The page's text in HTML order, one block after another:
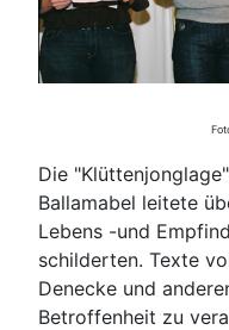
Die
Ballamabel leitete
Lebens -und
schilderten. Texte
Denecke und
Betroffenheit zu